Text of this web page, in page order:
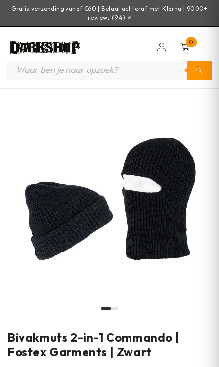
Gratis verzending vanaf €60 | Betaal achteraf met Klarna | 9000+
reviews (9.4) ⭐
0
Bivakmuts 2-in-1 Commando |
Fostex Garments | Zwart